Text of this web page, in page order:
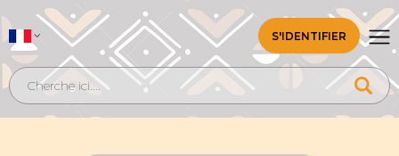
S'IDENTIFIER